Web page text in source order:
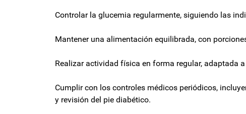
Controlar la glucemia regularmente, siguiendo las
Mantener una alimentación equilibrada, con
Realizar actividad física en forma regular, adaptada
Cumplir con los controles médicos periódicos,
y revisión del pie diabético.